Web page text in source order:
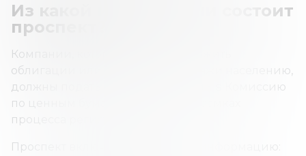
Из какой информации состоит
проспект?
Компании, которые хотят предложить
облигации или акции для продажи населению,
должны подать проспект эмиссии в Комиссию
по ценным бумагам и биржам в рамках
процесса регистрации.
Проспект включает следующую информацию: